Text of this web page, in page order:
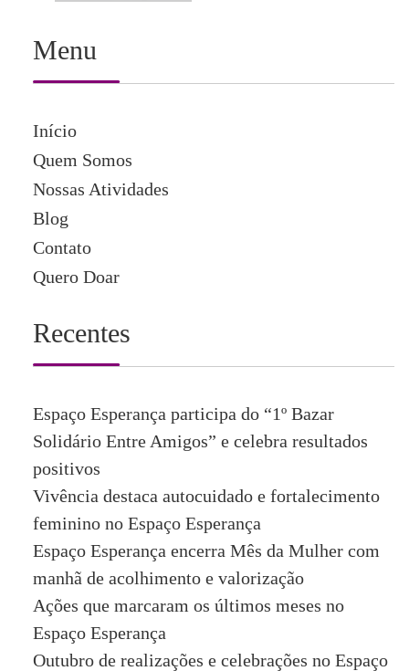
Menu
Início
Quem Somos
Nossas Atividades
Blog
Contato
Quero Doar
Recentes
Espaço Esperança participa do “1º Bazar
Solidário Entre Amigos” e celebra resultados
positivos
Vivência destaca autocuidado e fortalecimento
feminino no Espaço Esperança
Espaço Esperança encerra Mês da Mulher com
manhã de acolhimento e valorização
Ações que marcaram os últimos meses no
Espaço Esperança
Outubro de realizações e celebrações no Espaço